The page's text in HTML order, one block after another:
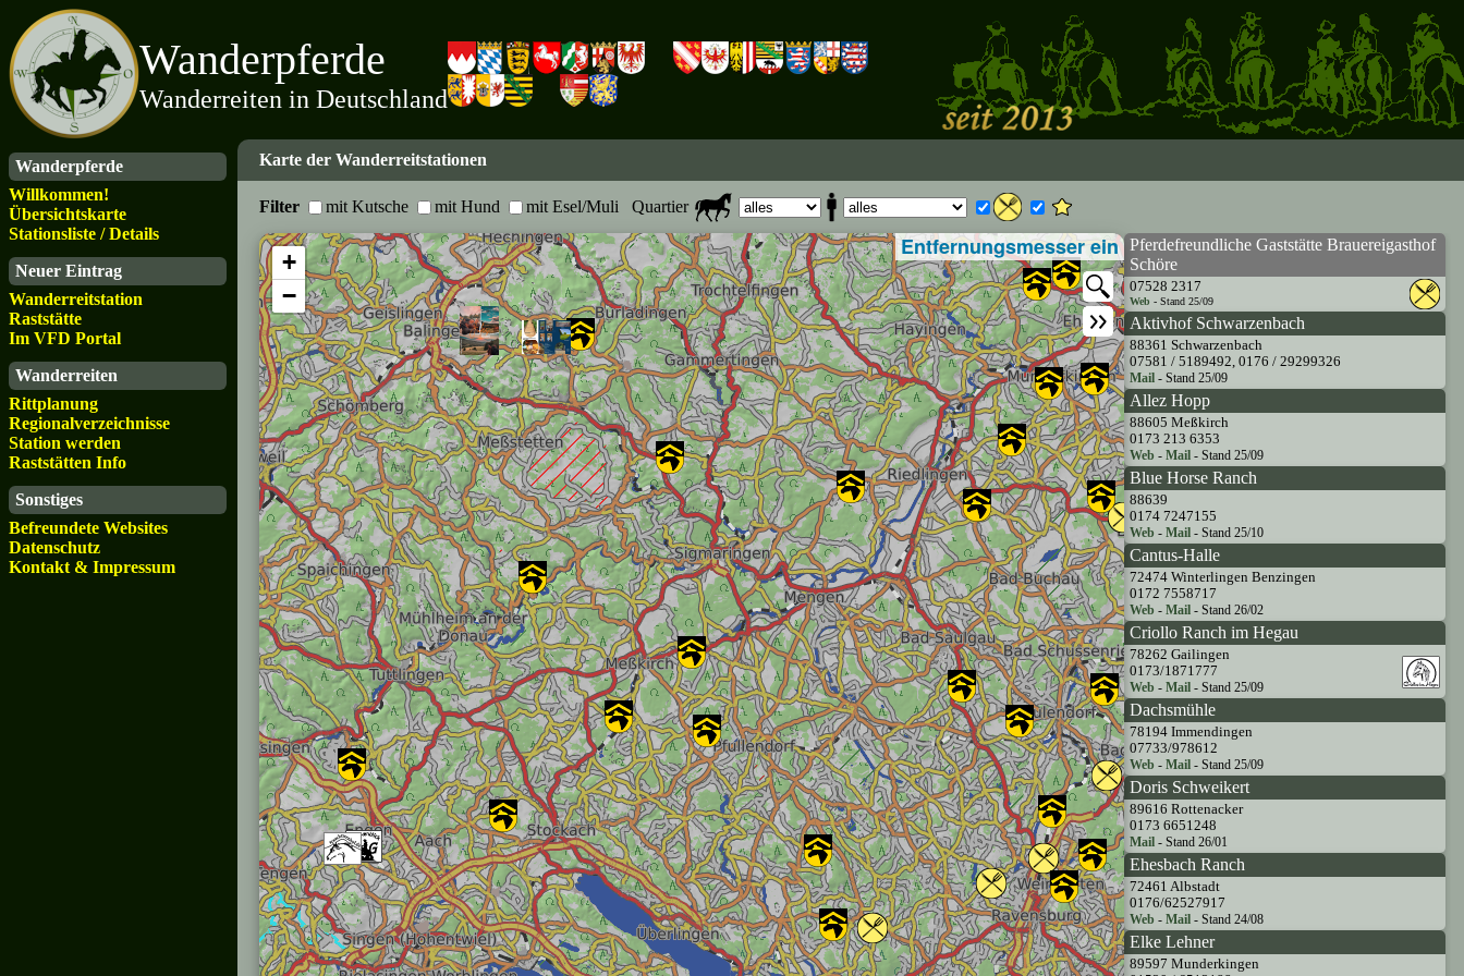
Wanderpferde
Wanderreiten in Deutschland
Wanderpferde
Willkommen!
Übersichtskarte
Stationsliste / Details
Neuer Eintrag
Wanderreitstation
Raststätte
Im VFD Portal
Wanderreiten
Rittplanung
Regionalverzeichnisse
Station werden
Raststätten Info
Sonstiges
Befreundete Websites
Datenschutz
Kontakt & Impressum
Karte der Wanderreitstationen
Filter mit Kutsche mit Hund mit Esel/Muli Quartier
Pferdefreundliche Gaststätte Brauereigasthof
Schöre
07528 2317
Web - Stand 25/09
Aktivhof Schwarzenbach
88361 Schwarzenbach
07581 / 5189492, 0176 / 29299326
Mail - Stand 25/09
Allez Hopp
88605 Meßkirch
0173 213 6353
Web - Mail - Stand 25/09
Blue Horse Ranch
88639
0174 7247155
Web - Mail - Stand 25/10
Cantus-Halle
72474 Winterlingen Benzingen
0172 7558717
Web - Mail - Stand 26/02
Criollo Ranch im Hegau
78262 Gailingen
0173/1871777
Web - Mail - Stand 25/09
Dachsmühle
78194 Immendingen
07733/978612
Web - Mail - Stand 25/09
Doris Schweikert
89616 Rottenacker
0173 6651248
Mail - Stand 26/01
Ehesbach Ranch
72461 Albstadt
0176/62527917
Web - Mail - Stand 24/08
Elke Lehner
89597 Munderkingen
+
−
Entfernungsmesser ein